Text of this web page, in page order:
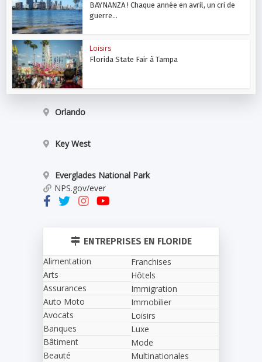
BAYNANZA ! Chaque année en avril, un cri de
guerre...
Loisirs
Florida State Fair à Tampa
Orlando
Key West
Everglades National Park
NPS.gov/ever
ENTREPRISES EN FLORIDE
Alimentation
Arts
Assurances
Auto Moto
Avocats
Banques
Bâtiment
Beauté
Franchises
Hôtels
Immigration
Immobilier
Loisirs
Luxe
Mode
Multinationales